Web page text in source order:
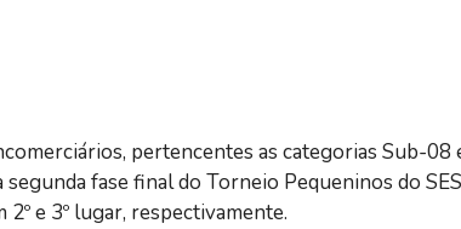
pertencentes as categorias Sub-08
fase final do Torneio Pequeninos do
e 3º lugar, respectivamente.